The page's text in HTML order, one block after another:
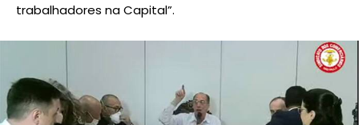
trabalhadores na Capital”.